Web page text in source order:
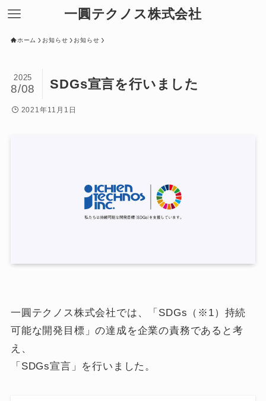
一圓テクノス株式会社
ホーム お知らせ お知らせ
SDGs宣言を行いました
2025
8/08
2021年11月1日
一圓テクノス株式会社では、「SDGs（※1）持続
可能な開発目標」の達成を企業の責務であると考
え、
「SDGs宣言」を行いました。